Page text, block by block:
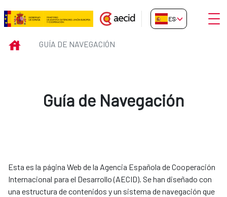
Saltar al contenido principal
Guía de Navegación
ES-ES Abrir
INICIOGUÍA DE NAVEGACIÓN
Guía de Navegación
Esta es la página Web de la Agencia Española de Cooperación
Internacional para el Desarrollo (AECID). Se han diseñado con
una estructura de contenidos y un sistema de navegación que